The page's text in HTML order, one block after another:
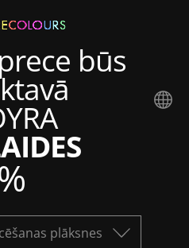
būs
plāksnes